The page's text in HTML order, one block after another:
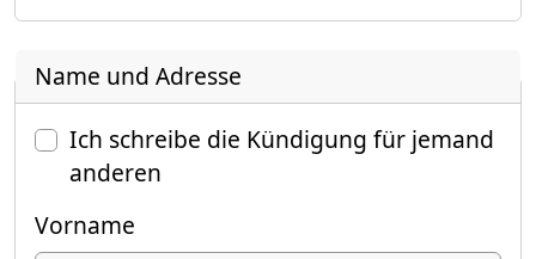
Name und Adresse
Ich schreibe die Kündigung für jemand
anderen
Vorname